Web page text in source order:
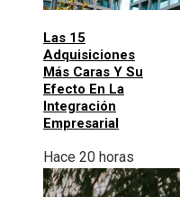
Las 15
Adquisiciones
Más Caras Y Su
Efecto En La
Integración
Empresarial
Hace 20 horas